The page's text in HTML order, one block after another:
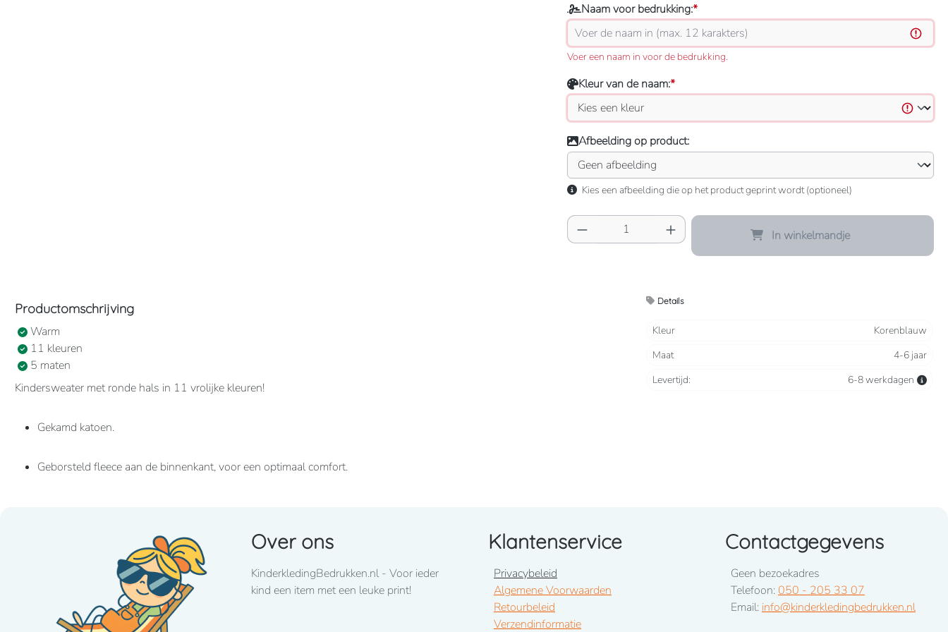
Naam voor bedrukking:*
Voer een naam in voor de bedrukking.
Kleur van de naam:*
Afbeelding op product:
Kies een afbeelding die op het product geprint wordt (optioneel)
Producthoeveelheid: Voer de gewenste
In winkelmandje
Productomschrijving
Warm
11 kleuren
5 maten
Kindersweater met ronde hals in 11 vrolijke kleuren!
Gekamd katoen.
Geborsteld fleece aan de binnenkant, voor een optimaal comfort.
80% katoen / 20% polyester
Details
Kleur
Korenblauw
Maat
4-6 jaar
Levertijd:
6-8 werkdagen
Over ons
KinderkledingBedrukken.nl - Voor ieder
kind een item met een leuke print!
Klantenservice
Privacybeleid
Algemene Voorwaarden
Retourbeleid
Verzendinformatie
Contactgegevens
Geen bezoekadres
Telefoon: 050 - 205 33 07
Email: info@kinderkledingbedrukken.nl